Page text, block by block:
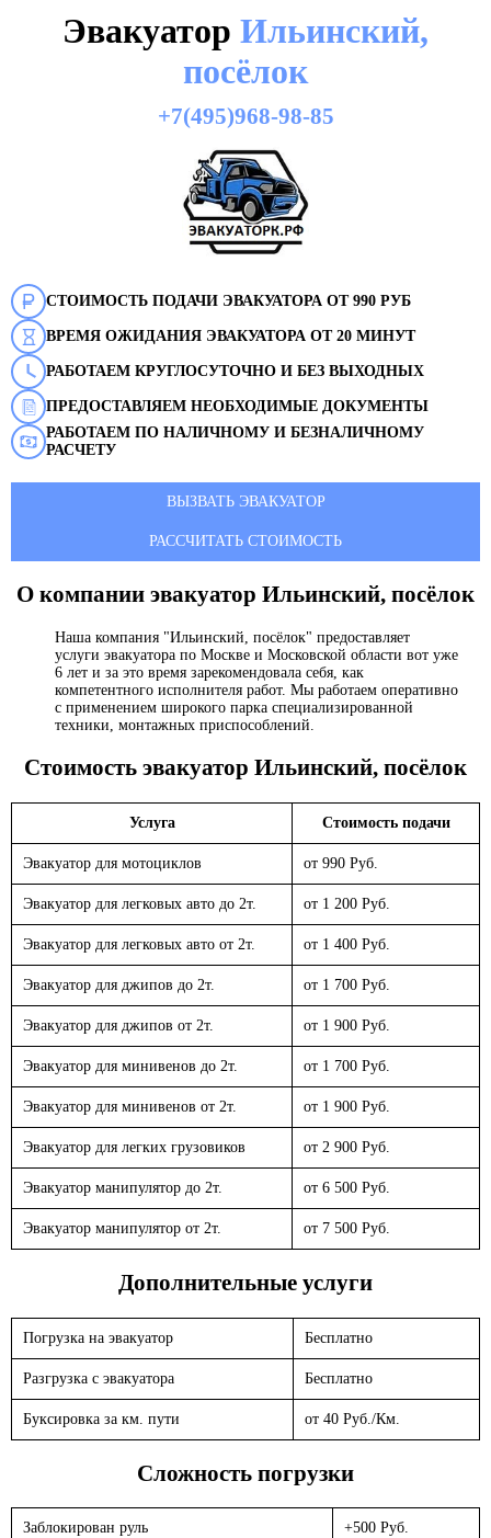
Эвакуатор Ильинский,
посёлок
+7(495)968-98-85
СТОИМОСТЬ ПОДАЧИ ЭВАКУАТОРА ОТ 990 РУБ
ВРЕМЯ ОЖИДАНИЯ ЭВАКУАТОРА ОТ 20 МИНУТ
РАБОТАЕМ КРУГЛОСУТОЧНО И БЕЗ ВЫХОДНЫХ
ПРЕДОСТАВЛЯЕМ НЕОБХОДИМЫЕ ДОКУМЕНТЫ
РАБОТАЕМ ПО НАЛИЧНОМУ И БЕЗНАЛИЧНОМУ
РАСЧЕТУ
ВЫЗВАТЬ ЭВАКУАТОР
РАССЧИТАТЬ СТОИМОСТЬ
О компании эвакуатор Ильинский, посёлок
Наша компания "Ильинский, посёлок" предоставляет
услуги эвакуатора по Москве и Московской области вот уже
6 лет и за это время зарекомендовала себя, как
компетентного исполнителя работ. Мы работаем оперативно
с применением широкого парка специализированной
техники, монтажных приспособлений.
Стоимость эвакуатор Ильинский, посёлок
Услуга Стоимость подачи
Эвакуатор для мотоциклов от 990 Руб.
Эвакуатор для легковых авто до 2т. от 1 200 Руб.
Эвакуатор для легковых авто от 2т. от 1 400 Руб.
Эвакуатор для джипов до 2т. от 1 700 Руб.
Эвакуатор для джипов от 2т. от 1 900 Руб.
Эвакуатор для минивенов до 2т. от 1 700 Руб.
Эвакуатор для минивенов от 2т. от 1 900 Руб.
Эвакуатор для легких грузовиков от 2 900 Руб.
Эвакуатор манипулятор до 2т. от 6 500 Руб.
Эвакуатор манипулятор от 2т. от 7 500 Руб.
Дополнительные услуги
Погрузка на эвакуатор Бесплатно
Разгрузка с эвакуатора Бесплатно
Буксировка за км. пути от 40 Руб./Км.
Сложность погрузки
Заблокирован руль +500 Руб.